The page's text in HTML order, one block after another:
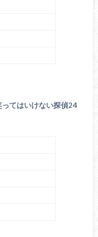
てはいけない探偵24